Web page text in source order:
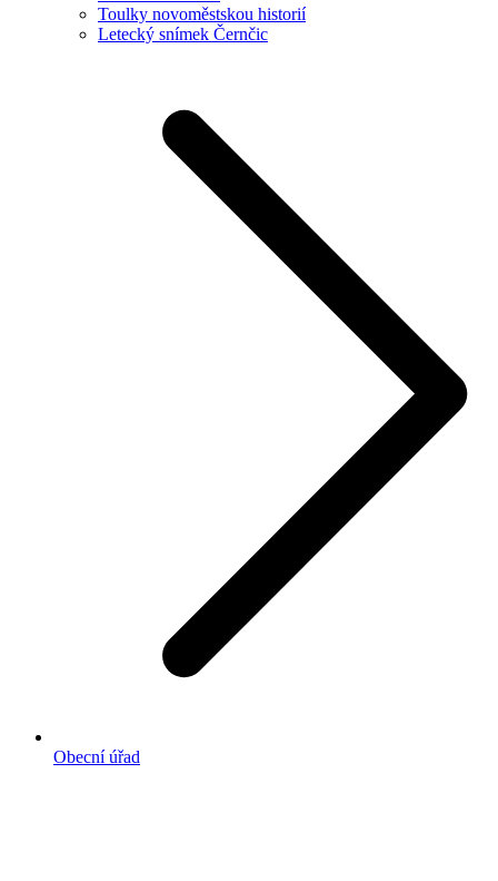
Toulky novoměstskou historií
Letecký snímek Černčic
Obecní úřad